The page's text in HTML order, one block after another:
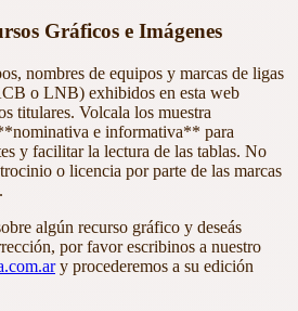
Gráficos e Imágenes
nombres de equipos y marcas de ligas
o LNB) exhibidos en esta web
titulares. Volcala los muestra
e informativa** para
y facilitar la lectura de las tablas. No
o licencia por parte de las marcas
algún recurso gráfico y deseás
por favor escribinos a nuestro
y procederemos a su edición